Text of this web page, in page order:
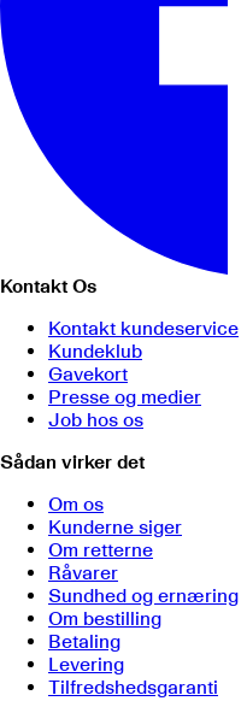
Kontakt Os
Kontakt kundeservice
Kundeklub
Gavekort
Presse og medier
Job hos os
Sådan virker det
Om os
Kunderne siger
Om retterne
Råvarer
Sundhed og ernæring
Om bestilling
Betaling
Levering
Tilfredshedsgaranti